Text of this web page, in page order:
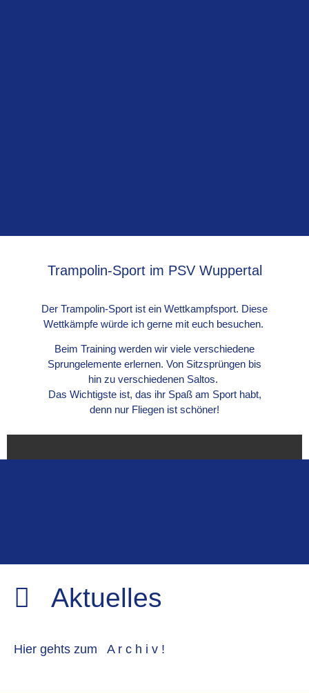
Trampolin-Sport im PSV Wuppertal
Der Trampolin-Sport ist ein Wettkampfsport. Diese
Wettkämpfe würde ich gerne mit euch besuchen.
Beim Training werden wir viele verschiedene
Sprungelemente erlernen. Von Sitzsprüngen bis
hin zu verschiedenen Saltos.
Das Wichtigste ist, das ihr Spaß am Sport habt,
denn nur Fliegen ist schöner!
Aktuelles
Hier gehts zum A r c h i v !